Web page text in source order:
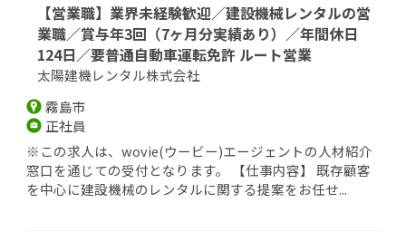
【営業職】業界未経験歓迎／建設機械レンタルの営
業職／賞与年3回（7ヶ月分実績あり）／年間休日
124日／要普通自動車運転免許 ルート営業
太陽建機レンタル株式会社
霧島市
正社員
※この求人は、wovie(ウービー)エージェントの人材紹介
窓口を通じての受付となります。 【仕事内容】 既存顧客
を中心に建設機械のレンタルに関する提案をお任せ...